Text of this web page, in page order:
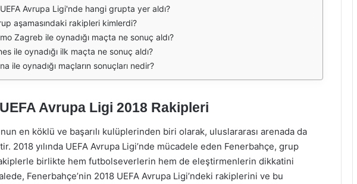
Avrupa Ligi'nde hangi grupta yer aldı?
aşamasındaki rakipleri kimlerdi?
Zagreb ile oynadığı maçta ne sonuç aldı?
ile oynadığı ilk maçta ne sonuç aldı?
ile oynadığı maçların sonuçları nedir?
Avrupa Ligi 2018 Rakipleri
en köklü ve başarılı kulüplerinden biri olarak, uluslararası arenada da
2018 yılında UEFA Avrupa Ligi’nde mücadele eden Fenerbahçe, grup
rakiplerle birlikte hem futbolseverlerin hem de eleştirmenlerin dikkatini
Fenerbahçe’nin 2018 UEFA Avrupa Ligi’ndeki rakiplerini ve bu